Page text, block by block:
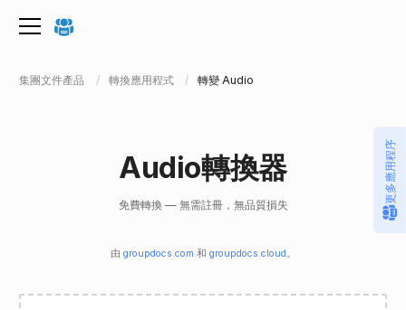
集團文件產品 轉換應用程式 轉變 Audio
Audio轉換器
免費轉換 — 無需註冊，無品質損失
由 groupdocs.com 和 groupdocs.cloud 。
更多應用程序